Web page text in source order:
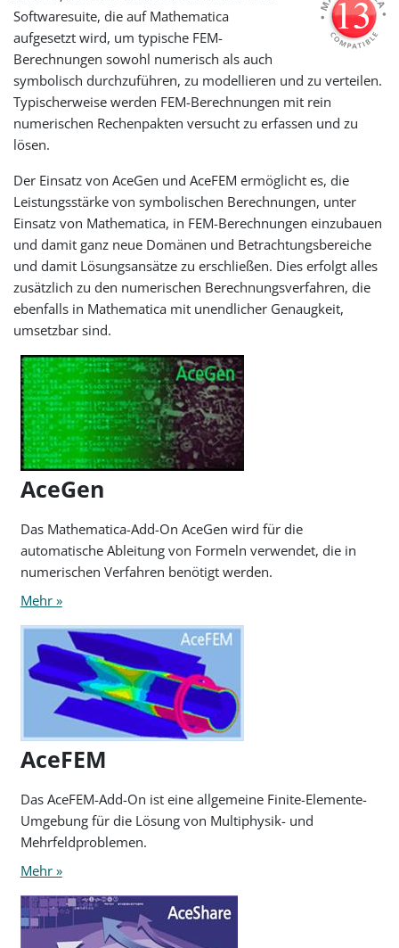
Softwaresuite, die auf Mathematica
aufgesetzt wird, um typische FEM-
Berechnungen sowohl numerisch als auch
symbolisch durchzuführen, zu modellieren und zu verteilen.
Typischerweise werden FEM-Berechnungen mit rein
numerischen Rechenpakten versucht zu erfassen und zu
lösen.
Der Einsatz von AceGen und AceFEM ermöglicht es, die
Leistungsstärke von symbolischen Berechnungen, unter
Einsatz von Mathematica, in FEM-Berechnungen einzubauen
und damit ganz neue Domänen und Betrachtungsbereiche
und damit Lösungsansätze zu erschließen. Dies erfolgt alles
zusätzlich zu den numerischen Berechnungsverfahren, die
ebenfalls in Mathematica mit unendlicher Genaugkeit,
umsetzbar sind.
AceGen
Das Mathematica-Add-On AceGen wird für die
automatische Ableitung von Formeln verwendet, die in
numerischen Verfahren benötigt werden.
Mehr »
AceFEM
Das AceFEM-Add-On ist eine allgemeine Finite-Elemente-
Umgebung für die Lösung von Multiphysik- und
Mehrfeldproblemen.
Mehr »